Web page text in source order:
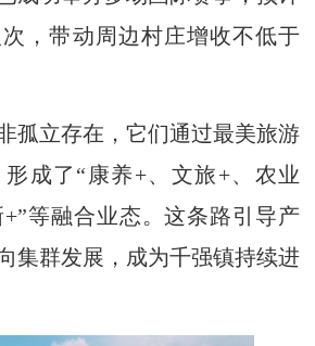
，带动周边村庄增收不低于
立存在，它们通过最美旅游
成了“康养+、文旅+、农业
等融合业态。这条路引导产
集群发展，成为千强镇持续进